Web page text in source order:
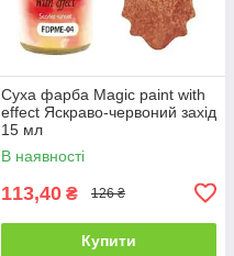
Суха фарба Magic paint with
effect Яскраво-червоний захід
15 мл
В наявності
113,40 ₴ 126 ₴
Купити